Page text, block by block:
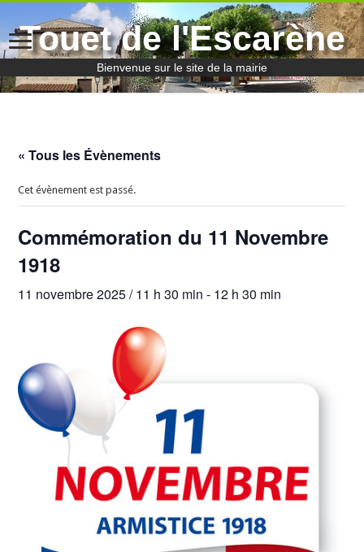
Touet de l'Escarène
Bienvenue sur le site de la mairie
« Tous les Évènements
Cet évènement est passé.
Commémoration du 11 Novembre
1918
11 novembre 2025 / 11 h 30 min - 12 h 30 min